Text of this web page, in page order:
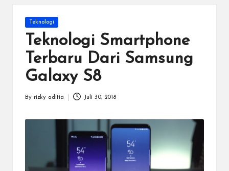
Posted
in
Teknologi
Teknologi Smartphone
Terbaru Dari Samsung
Galaxy S8
Posted
By rizky aditia Juli 30, 2018